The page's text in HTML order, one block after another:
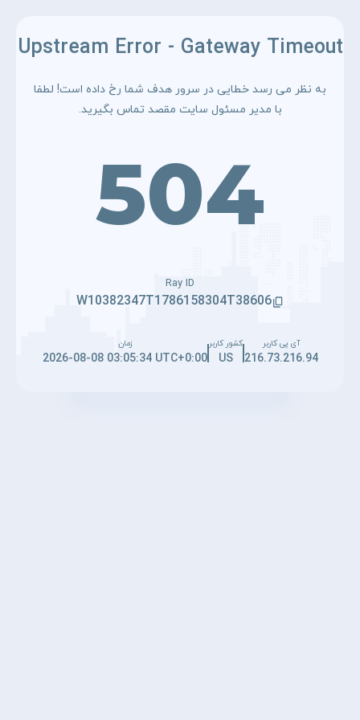
Upstream Error - Gateway Timeout
به نظر می رسد خطایی در سرور هدف شما رخ داده است! لطفا
با مدیر مسئول سایت مقصد تماس بگیرید.
504
Ray ID
W10382347T1786158304T38606
آی پی کاربر
216.73.216.94
کشور کاربر
US
زمان
2026-08-08 03:05:34 UTC+0:00